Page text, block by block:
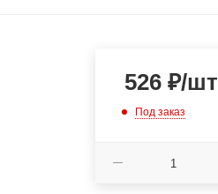
526₽/шт
Под заказ